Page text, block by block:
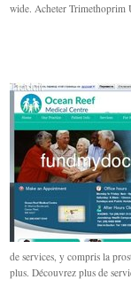
wide. Acheter Trimethoprim
de services, y compris la
plus. Découvrez plus de